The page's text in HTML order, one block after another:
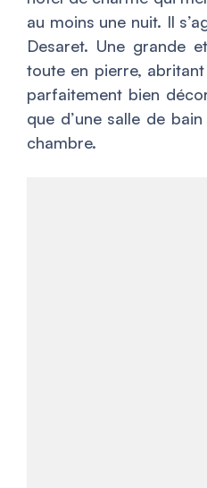
au moins une nuit. Il
Desaret. Une grande
toute en pierre,
parfaitement bien
que d’une salle de
chambre.